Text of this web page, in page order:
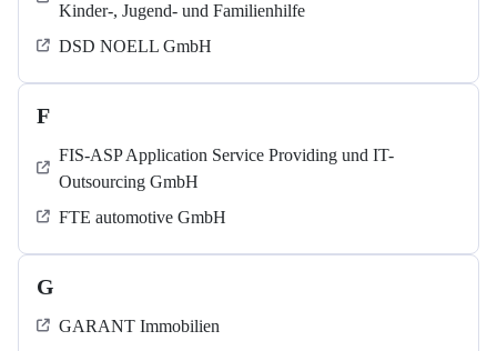
Kinder-, Jugend- und Familienhilfe
DSD NOELL GmbH
F
FIS-ASP Application Service Providing und IT-
Outsourcing GmbH
FTE automotive GmbH
G
GARANT Immobilien